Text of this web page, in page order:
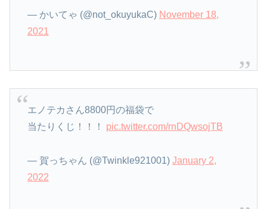
— かいてゃ (@not_okuyukaC) November 18,
2021
エノテカさん8800円の福袋で
当たりくじ！！！ pic.twitter.com/rnDQwsojTB
— 賀っちゃん (@Twinkle921001) January 2,
2022